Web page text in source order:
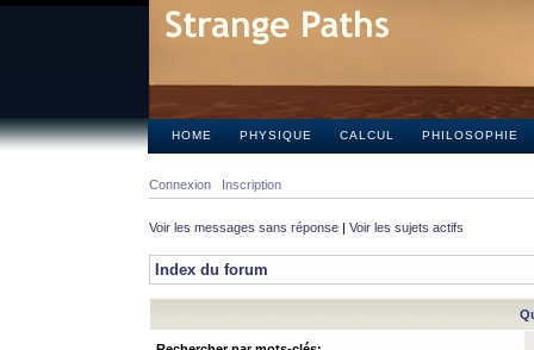
HOME PHYSIQUE CALCUL PHILOSOPHIE
Connexion Inscription
Voir les messages sans réponse | Voir les sujets actifs
Index du forum